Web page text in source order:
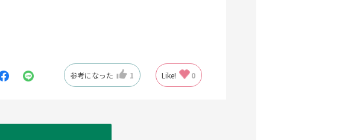
参考になった 1 Like! 0